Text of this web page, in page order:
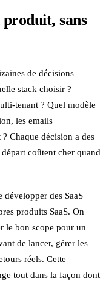
sans
de décisions
stack choisir ?
tenant ? Quel modèle
les emails
Chaque décision a des
coûtent cher quand
des SaaS
produits SaaS. On
le bon scope pour un
de lancer, gérer les
réels. Cette
tout dans la façon dont